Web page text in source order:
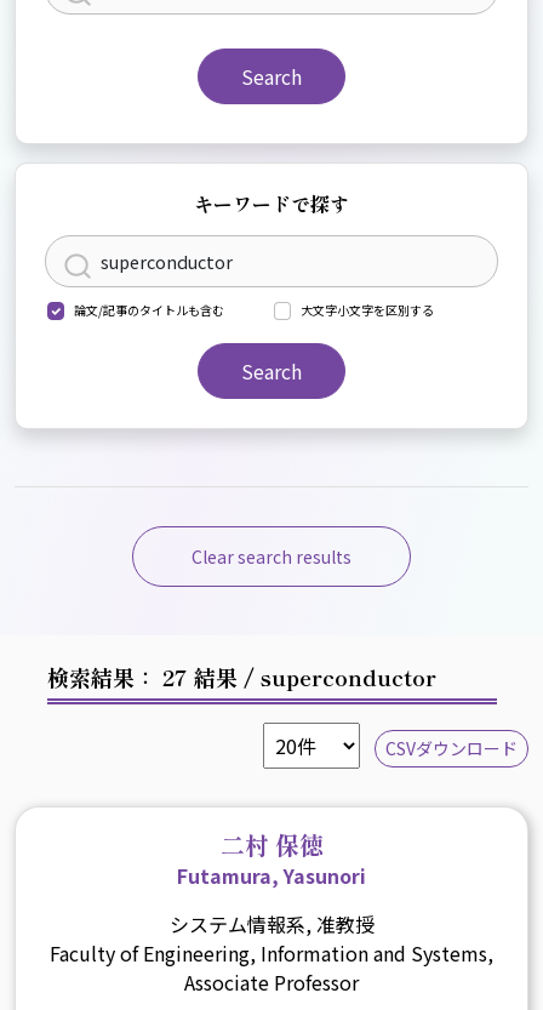
Search
キーワードで探す
論文/記事のタイトルも含む 大文字小文字を区別する
Search
Clear search results
検索結果： 27 結果 / superconductor
CSVダウンロード
二村 保徳
Futamura, Yasunori
システム情報系, 准教授
Faculty of Engineering, Information and Systems,
Associate Professor